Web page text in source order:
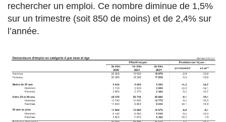
rechercher un emploi. Ce nombre diminue de 1,5%
sur un trimestre (soit 850 de moins) et de 2,4% sur
l’année.